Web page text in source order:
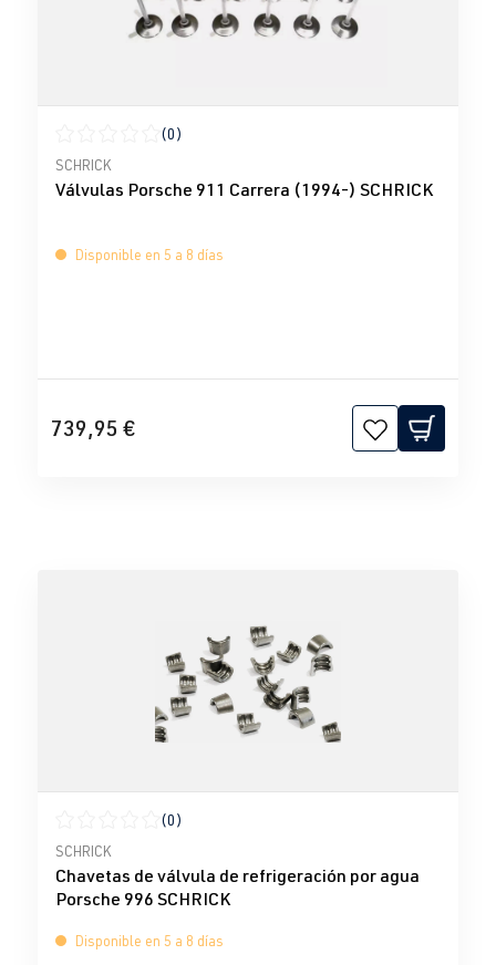
Calificación promedio de 0 de 5 estrellas
(0)
SCHRICK
Válvulas Porsche 911 Carrera (1994-) SCHRICK
Disponible en 5 a 8 días
739,95 €
Calificación promedio de 0 de 5 estrellas
(0)
SCHRICK
Chavetas de válvula de refrigeración por agua
Porsche 996 SCHRICK
Disponible en 5 a 8 días